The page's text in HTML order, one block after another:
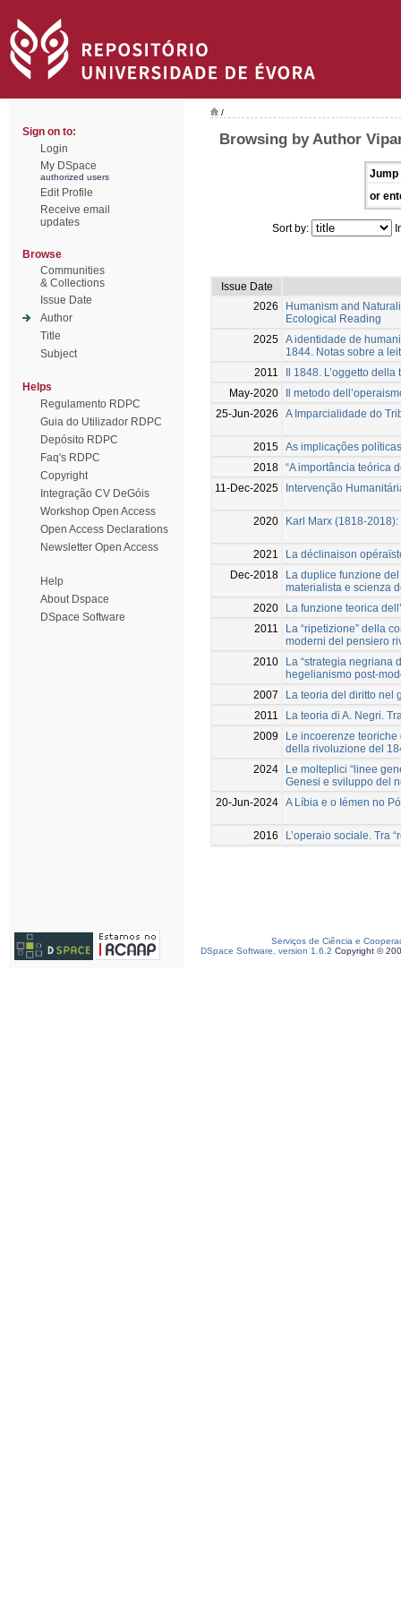
Sign on to:
Login
My DSpace
authorized users
Edit Profile
Receive email
updates
Browse
Communities
& Collections
Issue Date
Author
Title
Subject
Helps
Regulamento RDPC
Guia do Utilizador RDPC
Depósito RDPC
Faq's RDPC
Copyright
Integração CV DeGóis
Workshop Open Access
Open Access Declarations
Newsletter Open Access
Help
About Dspace
DSpace Software
/
Browsing by Author
Jump
or
Sort by:
Issue Date
2026
Humanism and
Ecological Reading
2025 A identidade de
1844. Notas sobre a
2011
Il 1848. L’oggetto
May-2020
Il metodo
25-Jun-2026
A Imparcialidade do
2015 As implicações
2018 “A importância teórica
11-Dec-2025
Intervenção
2020 Karl Marx (1818-
2021
La déclinaison
Dec-2018
La duplice funzione
materialista e scienza
2020
La funzione teorica
2011
La “ripetizione” della
moderni del pensiero
2010
La “strategia negriana
hegelianismo post-
2007
La teoria del diritto nel
2011
La teoria di A. Negri.
2009
Le incoerenze
della rivoluzione del
2024
Le molteplici “linee
Genesi e sviluppo del
20-Jun-2024 A Líbia e o Iémen no
2016 L’operaio sociale. Tra
Serviços de Ciência e
DSpace Software, version 1.6.2 Copyright ©